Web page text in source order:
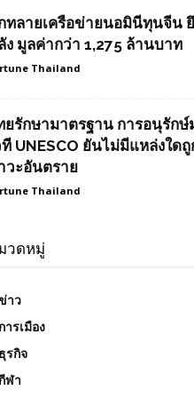
ทลายเครือข่ายนอมินีทุนจีน
ง มูลค่ากว่า 1,275 ล้านบาท
Thailand
ยรักษามาตรฐาน การอนุรักษ์
ที UNESCO ยันไม่มีแหล่งใ
วะอันตราย
Thailand
วดหมู่
าว
ารเมือง
ธุรกิจ
ฬา